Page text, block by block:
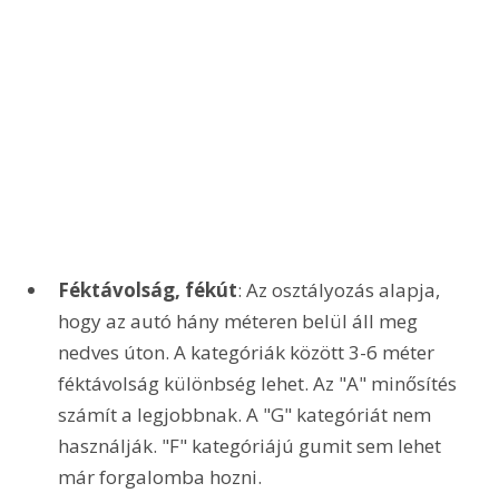
Féktávolság, fékút: Az osztályozás alapja,
hogy az autó hány méteren belül áll meg
nedves úton. A kategóriák között 3-6 méter
féktávolság különbség lehet. Az "A" minősítés
számít a legjobbnak. A "G" kategóriát nem
használják. "F" kategóriájú gumit sem lehet
már forgalomba hozni.